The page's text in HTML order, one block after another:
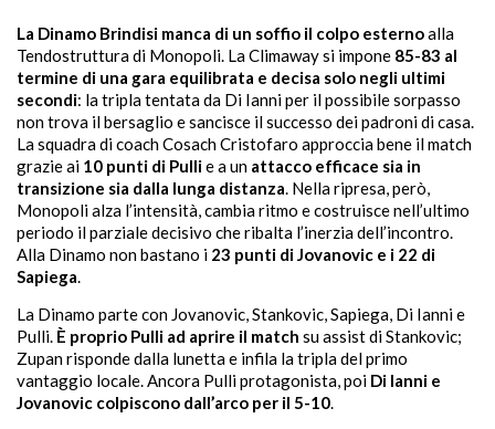
La Dinamo Brindisi manca di un soffio il colpo esternoalla
Tendostruttura di Monopoli. La Climaway si impone 85-83 al
termine di una gara equilibrata e decisa solo negli ultimi
secondi: la tripla tentata da Di Ianni per il possibile sorpasso
non trova il bersaglio e sancisce il successo dei padroni di casa.
La squadra di coach Cosach Cristofaro approccia bene il match
grazie ai 10 punti di Pullie a un attacco efficace sia in
transizione sia dalla lunga distanza. Nella ripresa, però,
Monopoli alza l’intensità, cambia ritmo e costruisce nell’ultimo
periodo il parziale decisivo che ribalta l’inerzia dell’incontro.
Alla Dinamo non bastano i 23 punti di Jovanovic e i 22 di
Sapiega.
La Dinamo parte con Jovanovic, Stankovic, Sapiega, Di Ianni e
Pulli. È proprio Pulli ad aprire il match su assist di Stankovic;
Zupan risponde dalla lunetta e infila la tripla del primo
vantaggio locale. Ancora Pulli protagonista, poi Di Ianni e
Jovanovic colpiscono dall’arco per il 5-10.